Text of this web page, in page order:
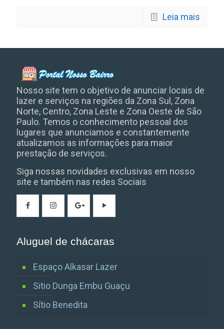
Leia mais
Nosso site tem o objetivo de anunciar locais de
lazer e serviços na regiões da Zona Sul, Zona
Norte, Centro, Zona Leste e Zona Oeste de São
Paulo. Temos o conhecimento pessoal dos
lugares que anunciamos e constantemente
atualizamos as informações para maior
prestação de serviços.
Siga nossas novidades exclusivas em nosso
site e também nas redes Sociais
Aluguel de chácaras
Espaço Alkasar Lazer
Sitio Dunga Embu Guaçu
Sítio Benedita